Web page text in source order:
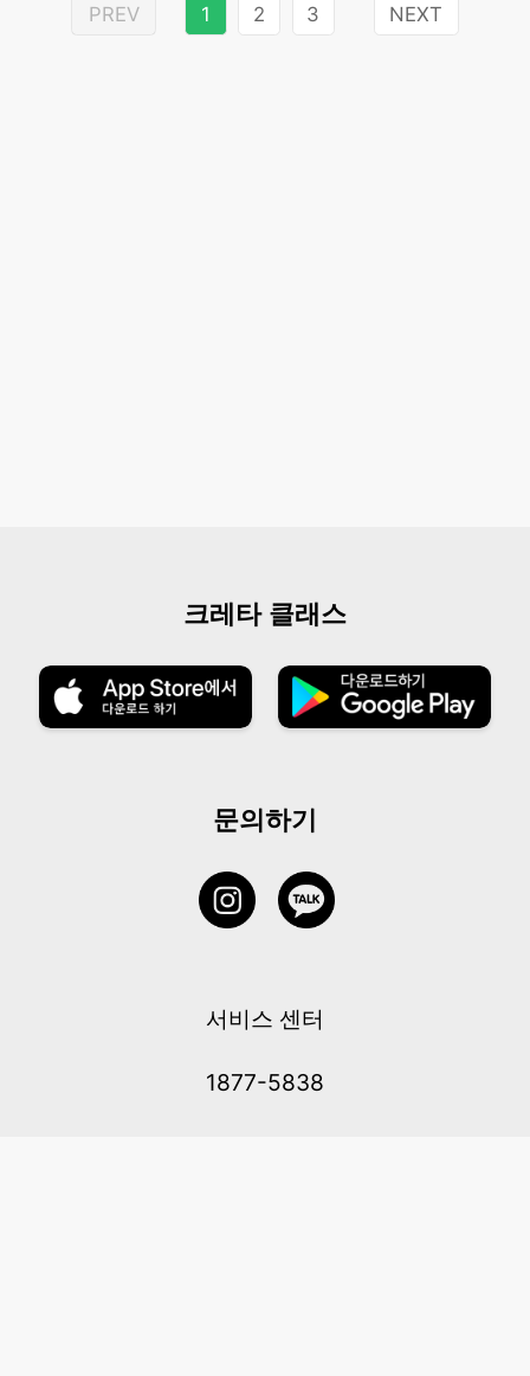
PREV 1 2 3 NEXT
크레타 클래스
문의하기
서비스 센터
1877-5838